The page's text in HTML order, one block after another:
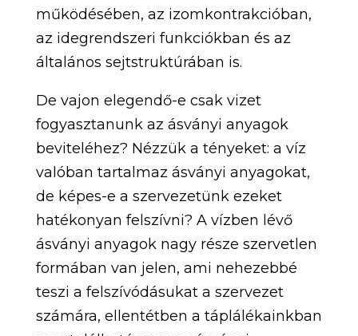
működésében, az izomkontrakcióban,
az idegrendszeri funkciókban és az
általános sejtstruktúrában is.
De vajon elegendő-e csak vizet
fogyasztanunk az ásványi anyagok
beviteléhez? Nézzük a tényeket: a víz
valóban tartalmaz ásványi anyagokat,
de képes-e a szervezetünk ezeket
hatékonyan felszívni? A vízben lévő
ásványi anyagok nagy része szervetlen
formában van jelen, ami nehezebbé
teszi a felszívódásukat a szervezet
számára, ellentétben a táplálékainkban